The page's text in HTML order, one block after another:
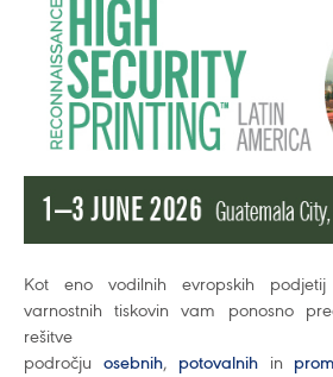
Kot eno vodilnih evropskih
varnostnih tiskovin vam ponosno
področju osebnih, potovalnih in